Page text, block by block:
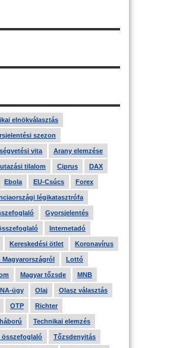
elnökválasztás
szezon
vita Arany elemzése
tilalom Ciprus DAX
Ebola EU-Csúcs Forex
légikatasztrófa
Gyorsjelentés
Internetadó
Kereskedési ötlet Koronavírus
Lottó
Magyar tőzsde MNB
ügy Olaj Olasz választás
OTP Richter
Technikai elemzés
összefoglaló Tőzsdenyitás